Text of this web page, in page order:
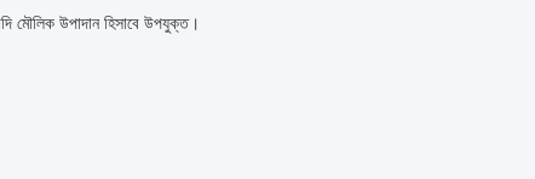
মৌলিক উপাদান হিসাবে উপযুক্ত।